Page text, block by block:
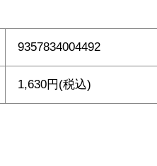
9357834004492
1,630円(税込)